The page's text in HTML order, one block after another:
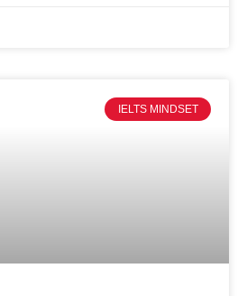
IELTS MINDSET